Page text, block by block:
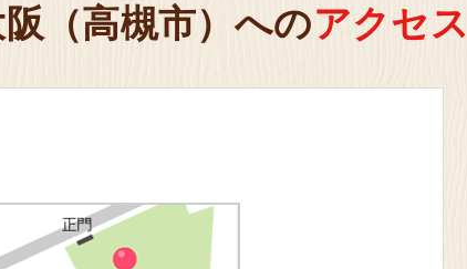
見学予約・お問い合わせ
見学予約・お問い合わせ
（高槻市）へのアクセス